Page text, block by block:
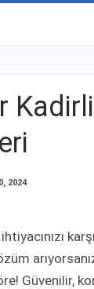
2024
Güvenilir,